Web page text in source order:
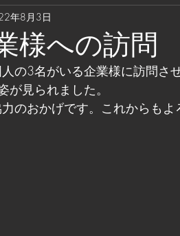
様への訪問
年8月3日
の3名がいる企業様に訪問さ
見られました。
のおかげです。これからもよ